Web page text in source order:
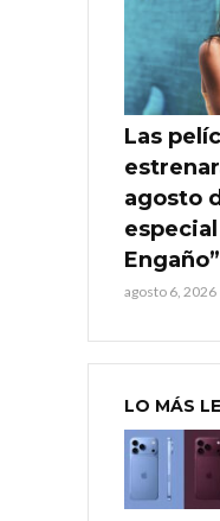
Las
agosto
especial
Engaño”
agosto 6, 2026
LO MÁS